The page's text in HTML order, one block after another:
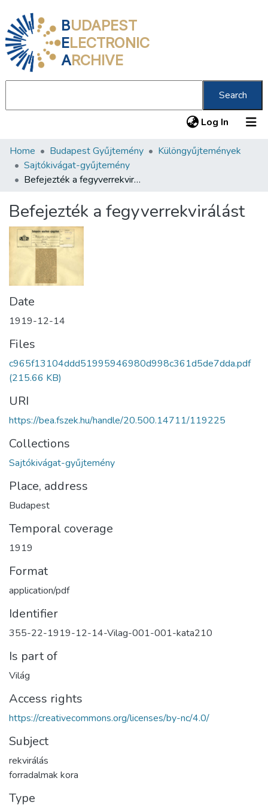
BUDAPEST
ELECTRONIC
ARCHIVE
Search
Log In (current)
Communities & Collections
All of DSpace
About us
Home Budapest Gyűjtemény
Különgyűjtemények
Sajtókivágat-gyűjtemény
Befejezték a fegyverrekvirálást
Befejezték a fegyverrekvirálást
Date
1919-12-14
Files
c965f13104ddd51995946980d998c361d5de7dda.pdf
(215.66 KB)
URI
https://bea.fszek.hu/handle/20.500.14711/119225
Collections
Sajtókivágat-gyűjtemény
Place, address
Budapest
Temporal coverage
1919
Format
application/pdf
Identifier
355-22-1919-12-14-Vilag-001-001-kata210
Is part of
Világ
Access rights
https://creativecommons.org/licenses/by-nc/4.0/
Subject
rekvirálás
forradalmak kora
Type